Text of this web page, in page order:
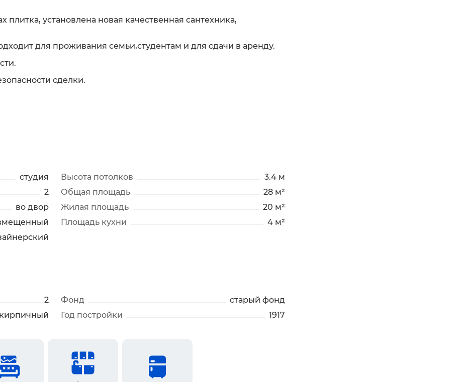
плитка, установлена новая качественная сантехника,
для проживания семьи,студентам и для сдачи в аренду.
сделки.
студия
2
во двор
Высота потолков
3.4 м
Общая площадь
28 м²
Жилая площадь
20 м²
Площадь кухни
4 м²
2
кирпичный
Фонд
старый фонд
Год постройки
1917